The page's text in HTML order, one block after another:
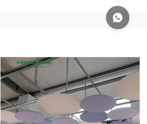
into dense, porous panels that are excellent
at absorbing sound waves. They are a